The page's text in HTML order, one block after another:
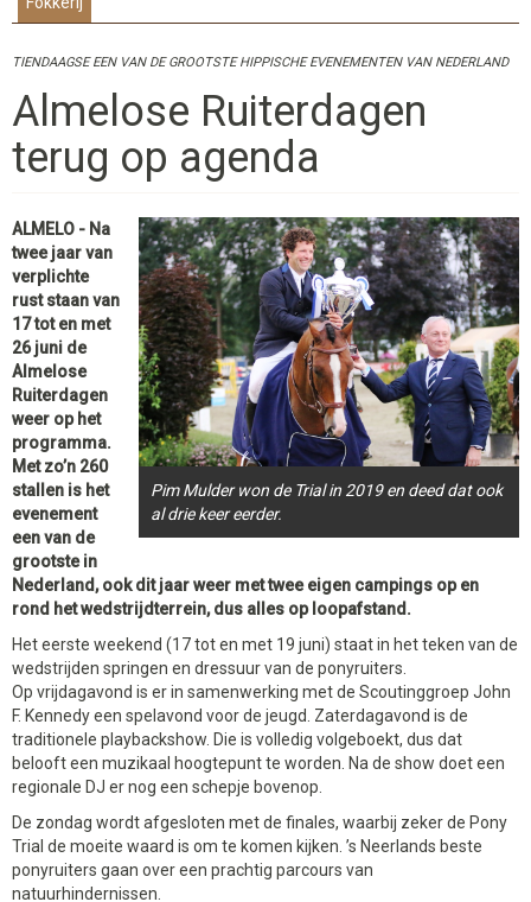
TIENDAAGSE EEN VAN DE GROOTSTE HIPPISCHE EVENEMENTEN VAN NEDERLAND
Almelose Ruiterdagen
terug op agenda
Pim Mulder won de Trial in 2019 en deed dat ook
al drie keer eerder.
ALMELO - Na
twee jaar van
verplichte
rust staan van
17 tot en met
26 juni de
Almelose
Ruiterdagen
weer op het
programma.
Met zo’n 260
stallen is het
evenement
een van de
grootste in
Nederland, ook dit jaar weer met twee eigen campings op en
rond het wedstrijdterrein, dus alles op loopafstand.
Het eerste weekend (17 tot en met 19 juni) staat in het teken van de
wedstrijden springen en dressuur van de ponyruiters.
Op vrijdagavond is er in samenwerking met de Scoutinggroep John
F. Kennedy een spelavond voor de jeugd. Zaterdagavond is de
traditionele playbackshow. Die is volledig volgeboekt, dus dat
belooft een muzikaal hoogtepunt te worden. Na de show doet een
regionale DJ er nog een schepje bovenop.
De zondag wordt afgesloten met de finales, waarbij zeker de Pony
Trial de moeite waard is om te komen kijken. ’s Neerlands beste
ponyruiters gaan over een prachtig parcours van
natuurhindernissen.